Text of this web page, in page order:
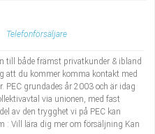
Telefonförsäljare
till både främst privatkunder & ibland
att du kommer komma kontakt med
PEC grundades år 2003 och är idag
via unionen, med fast
av den trygghet vi på PEC kan
: Vill lära dig mer om försäljning Kan